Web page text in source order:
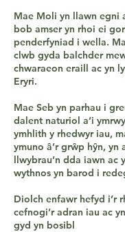
Mae Moli yn llawn egni
bob amser yn rhoi ei
penderfyniad i wella.
clwb gyda balchder
chwaraeon eraill ac yn
Eryri.
Mae Seb yn parhau i
dalent naturiol a’i
ymhlith y rhedwyr iau,
ymuno â’r grŵp hŷn, yn
llwybrau’n dda iawn ac
wythnos yn barod i
Diolch enfawr hefyd i’r
cefnogi’r adran iau ac
gyd yn bosibl